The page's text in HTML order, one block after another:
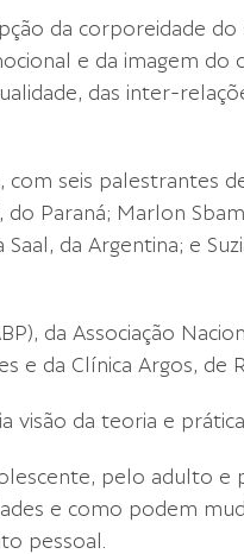
da corporeidade do
e da imagem do
das inter-
com seis palestrantes
do Paraná; Marlon
da Argentina; e
da Associação
e da Clínica Argos, de
visão da teoria e
pelo adulto e
e como podem
pessoal.